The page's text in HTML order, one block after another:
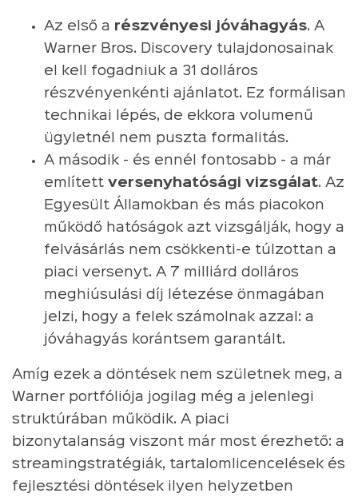
Az első a részvényesi jóváhagyás. A
Warner Bros. Discovery tulajdonosainak
el kell fogadniuk a 31 dolláros
részvényenkénti ajánlatot. Ez formálisan
technikai lépés, de ekkora volumenű
ügyletnél nem puszta formalitás.
A második - és ennél fontosabb - a már
említett versenyhatósági vizsgálat. Az
Egyesült Államokban és más piacokon
működő hatóságok azt vizsgálják, hogy a
felvásárlás nem csökkenti-e túlzottan a
piaci versenyt. A 7 milliárd dolláros
meghiúsulási díj létezése önmagában
jelzi, hogy a felek számolnak azzal: a
jóváhagyás korántsem garantált.
Amíg ezek a döntések nem születnek meg, a
Warner portfóliója jogilag még a jelenlegi
struktúrában működik. A piaci
bizonytalanság viszont már most érezhető: a
streamingstratégiák, tartalomlicencelések és
fejlesztési döntések ilyen helyzetben